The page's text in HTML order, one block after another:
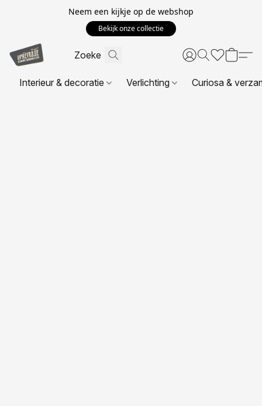
Neem een kijkje op de webshop
Bekijk onze collectie
Interieur & decoratie Verlichting Curiosa &